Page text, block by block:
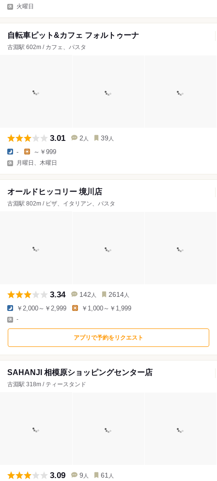
火曜日
自転車ピット&カフェ フォルトゥーナ
古淵駅 602m / カフェ、パスタ
3.01 2 人 39 人
- ～￥999
月曜日、木曜日
オールドヒッコリー 境川店
古淵駅 802m / ピザ、イタリアン、パスタ
3.34 142 人 2614 人
￥2,000～￥2,999 ￥1,000～￥1,999
-
アプリで予約をリクエスト
SAHANJI 相模原ショッピングセンター店
古淵駅 318m / ティースタンド
3.09 9 人 61 人